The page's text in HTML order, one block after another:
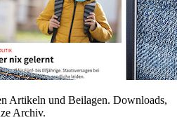
Artikeln und Beilagen. Downloads,
Archiv.